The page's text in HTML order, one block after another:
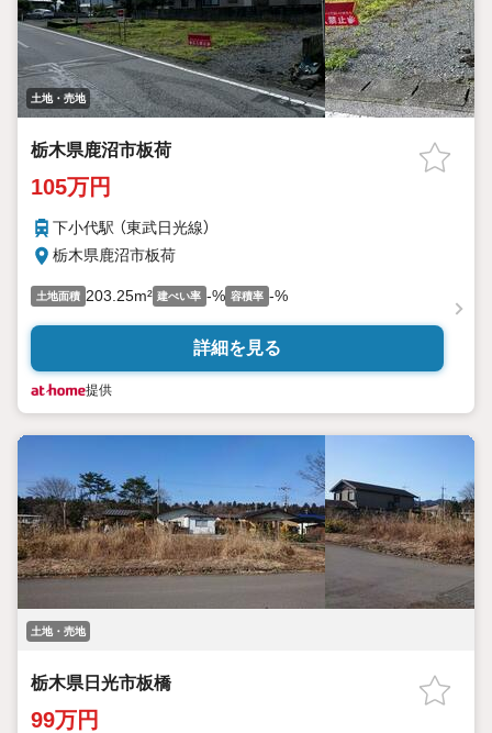
土地・売地
栃木県鹿沼市板荷
105万円
下小代駅 （東武日光線）
栃木県鹿沼市板荷
土地面積 203.25m² 建ぺい率 -% 容積率 -%
詳細を見る
提供
土地・売地
栃木県日光市板橋
99万円